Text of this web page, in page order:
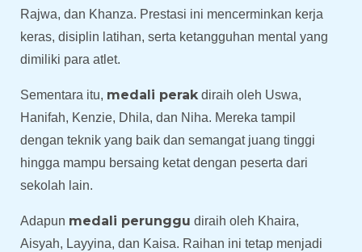
Rajwa, dan Khanza. Prestasi ini mencerminkan kerja
keras, disiplin latihan, serta ketangguhan mental yang
dimiliki para atlet.
Sementara itu, medali perak diraih oleh Uswa,
Hanifah, Kenzie, Dhila, dan Niha. Mereka tampil
dengan teknik yang baik dan semangat juang tinggi
hingga mampu bersaing ketat dengan peserta dari
sekolah lain.
Adapun medali perunggu diraih oleh Khaira,
Aisyah, Layyina, dan Kaisa. Raihan ini tetap menjadi